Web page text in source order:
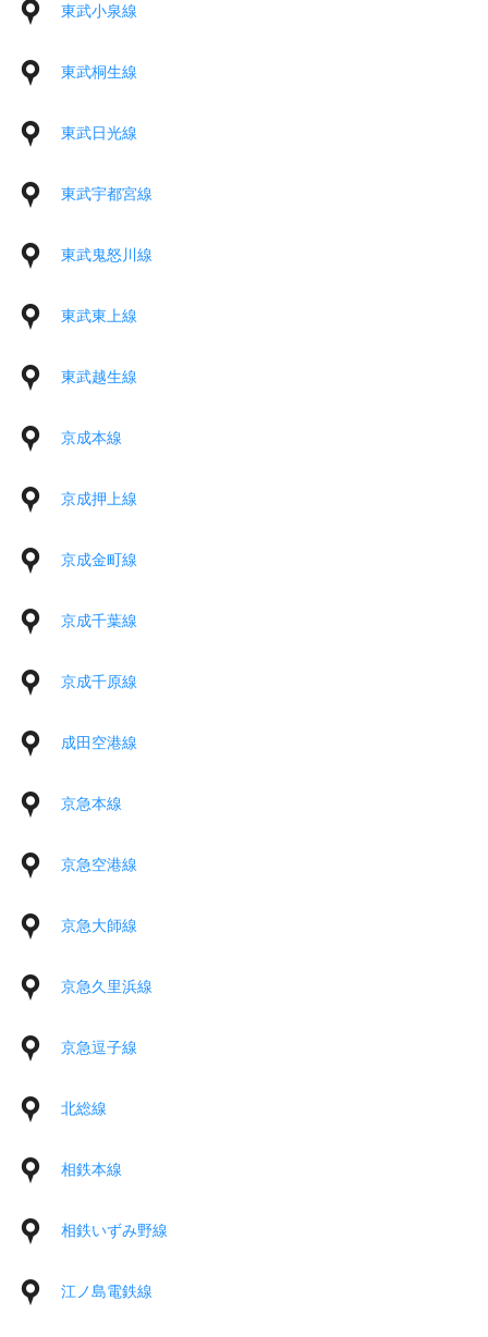
東武小泉線
東武桐生線
東武日光線
東武宇都宮線
東武鬼怒川線
東武東上線
東武越生線
京成本線
京成押上線
京成金町線
京成千葉線
京成千原線
成田空港線
京急本線
京急空港線
京急大師線
京急久里浜線
京急逗子線
北総線
相鉄本線
相鉄いずみ野線
江ノ島電鉄線